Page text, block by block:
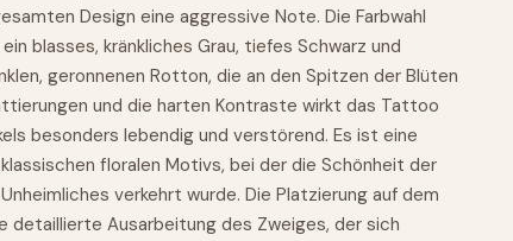
Design eine aggressive Note. Die Farbwahl
blasses, kränkliches Grau, tiefes Schwarz und
geronnenen Rotton, die an den Spitzen der Blüten
und die harten Kontraste wirkt das Tattoo
besonders lebendig und verstörend. Es ist eine
floralen Motivs, bei der die Schönheit der
verkehrt wurde. Die Platzierung auf dem
detaillierte Ausarbeitung des Zweiges, der sich